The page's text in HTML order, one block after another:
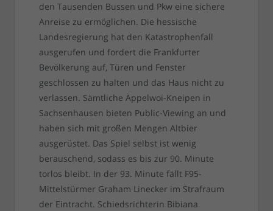
den Tausenden Bussen und Pkw eine sichere
Anreise zu ermöglichen. Die hessische
Landesregierung hat den Katastrophenfall
ausgerufen und fordert die Frankfurter
Bevölkerung auf, Türen und Fenster
geschlossen zu halten und das Haus nicht zu
verlassen. Sämtliche Äppelwoi-Kneipen in
Sachsenhausen bieten Public-Viewing an und
haben sich mit großen Mengen Altbier
ausgerüstet. Das Spiel selbst ist wenig
berauschend, sodass es bis zur 90. Minute
torlos bleibt. In der 93. Minute fällt F95-
Mittelstürmer Graham Linecker im Strafraum
der Eintracht. Schiedsrichterin Bibiana